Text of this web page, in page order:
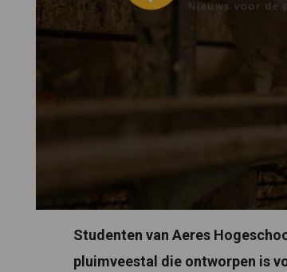
Studenten van Aeres
pluimveestal die ontworpen is